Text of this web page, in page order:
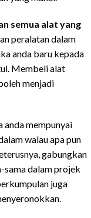
semua alat yang
peralatan dalam
anda baru kepada
Membeli alat
menjadi
anda mempunyai
walau apa pun
gabungkan
dalam projek
juga